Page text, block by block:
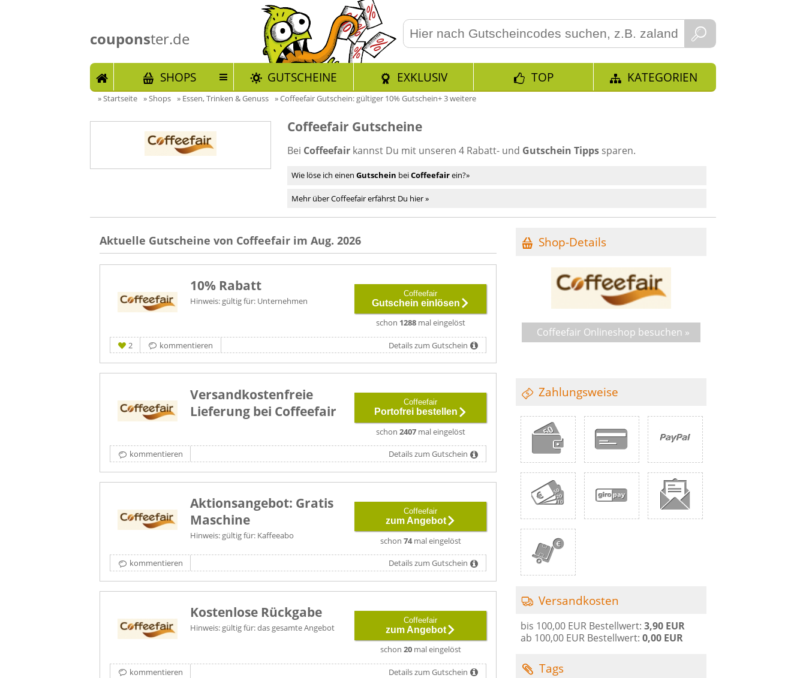
couponster.de
START SHOPS GUTSCHEINE EXKLUSIV TOP KATEGORIEN
»Startseite »Shops » Essen, Trinken & Genuss »Coffeefair Gutschein: gültiger 10% Gutschein+ 3 weitere
Coffeefair Gutscheine
Bei Coffeefair kannst Du mit unseren 4 Rabatt- und Gutschein Tipps sparen.
Wie löse ich einen Gutschein beiCoffeefairein?»
Mehr über Coffeefair erfährst Du hier »
Aktuelle Gutscheine von Coffeefair im Aug. 2026
10% Rabatt
Hinweis: gültig für: Unternehmen
Coffeefair
Gutschein einlösen
schon 1288mal eingelöst
2 kommentieren Details zum Gutschein
Versandkostenfreie
Lieferung bei Coffeefair
Coffeefair
Portofrei bestellen
schon 2407mal eingelöst
kommentieren Details zum Gutschein
Aktionsangebot: Gratis
Maschine
Hinweis: gültig für: Kaffeeabo
Coffeefair
zum Angebot
schon 74mal eingelöst
kommentieren Details zum Gutschein
Kostenlose Rückgabe
Hinweis: gültig für: das gesamte Angebot
Coffeefair
zum Angebot
schon 20mal eingelöst
kommentieren Details zum Gutschein
Shop-Details
Coffeefair Onlineshop besuchen »
Zahlungsweise
Versandkosten
bis 100,00 EUR Bestellwert: 3,90 EUR
ab 100,00 EUR Bestellwert: 0,00 EUR
Tags